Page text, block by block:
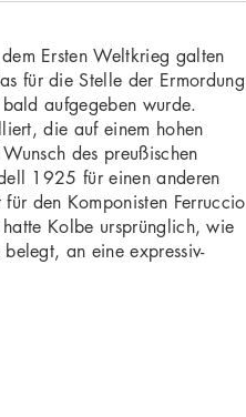
Ersten Weltkrieg galten
für die Stelle der Ermordung
aufgegeben wurde.
die auf einem hohen
des preußischen
1925 für einen anderen
den Komponisten Ferruccio
Kolbe ursprünglich, wie
an eine expressiv-